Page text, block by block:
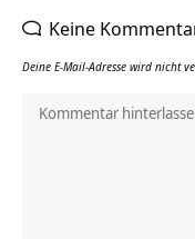
Keine
Deine E-Mail-Adresse wird nicht